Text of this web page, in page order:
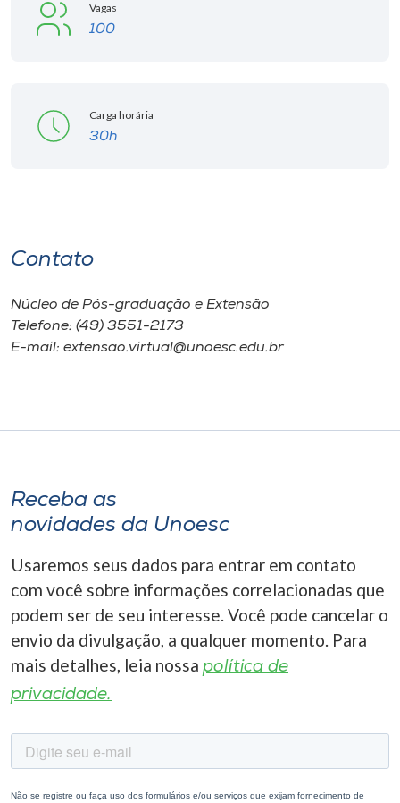
Vagas
100
Carga horária
30h
Contato
Núcleo de Pós-graduação e Extensão
Telefone: (49) 3551-2173
E-mail: extensao.virtual@unoesc.edu.br
Receba as
novidades da Unoesc
Usaremos seus dados para entrar em contato
com você sobre informações correlacionadas que
podem ser de seu interesse. Você pode cancelar o
envio da divulgação, a qualquer momento. Para
mais detalhes, leia nossa política de
privacidade.